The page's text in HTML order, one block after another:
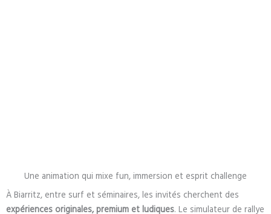
Une animation qui mixe fun, immersion et esprit challenge
À Biarritz, entre surf et séminaires, les invités cherchent des
expériences originales, premium et ludiques. Le simulateur de rallye